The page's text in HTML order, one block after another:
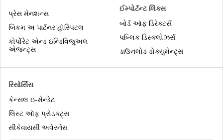
પાસપોર્ટમાં ECNR શું છે
વિદ્યાર્થી પાસપોર્ટ માટે કેવી રીતે અરજી કરવી
ભારતમાં ઇ-પાસપોર્ટ શું છે
રિસોર્સિસ
કેન્સલ ઇ-મેન્ડેટ
લિસ્ટ ઑફ પ્રોડક્ટ્સ
સીકેવાયસી અવેરનેસ
પ્રેસ મેનશન્સ
બિકમ અ પાર્ટનર હૉસ્પિટલ
કોર્પોરેટ એન્ડ ઇન્ડિવિજુઅલ
એજન્ટ્સ
ઈમ્પોર્ટન્ટ લિંક્સ
બોર્ડ ઑફ ડિરેક્ટર્સ
પબ્લિક ડિસ્ક્લોઝર્સ
ડાઉનલોડ ડોક્યુમેન્ટ્સ